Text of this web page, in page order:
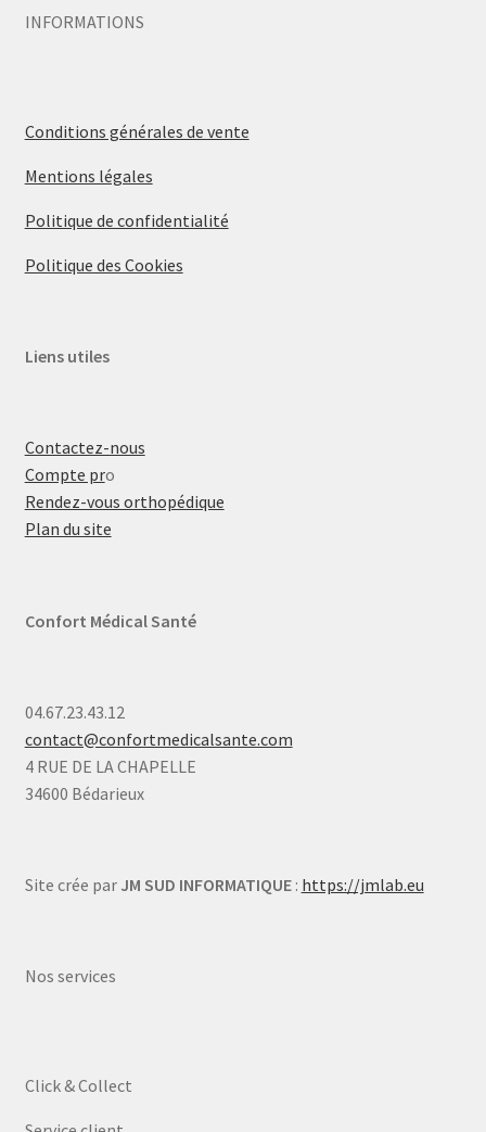
INFORMATIONS
Conditions générales de vente
Mentions légales
Politique de confidentialité
Politique des Cookies
Liens utiles
Contactez-nous
Compte pro
Rendez-vous orthopédique
Plan du site
Confort Médical Santé
04.67.23.43.12
contact@confortmedicalsante.com
4 RUE DE LA CHAPELLE
34600 Bédarieux
Site crée par JM SUD INFORMATIQUE: https://jmlab.eu
Nos services
Click & Collect